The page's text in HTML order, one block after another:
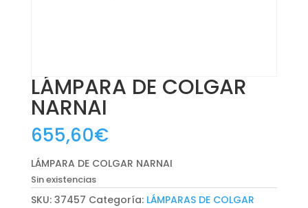
LÁMPARA DE COLGAR
NARNAI
655,60€
LÁMPARA DE COLGAR NARNAI
Sin existencias
SKU: 37457 Categoría: LÁMPARAS DE COLGAR